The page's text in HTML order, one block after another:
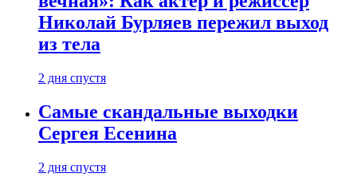
Николай Бурляев пережил выход
из тела
2 дня спустя
Самые скандальные выходки
Сергея Есенина
2 дня спустя